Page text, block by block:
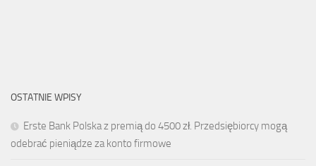
OSTATNIE WPISY
Erste Bank Polska z premią do 4500 zł. Przedsiębiorcy mogą
odebrać pieniądze za konto firmowe